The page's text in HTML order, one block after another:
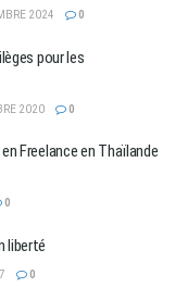
2024 0
pour les
2020 0
Freelance en Thaïlande
0
liberté
0